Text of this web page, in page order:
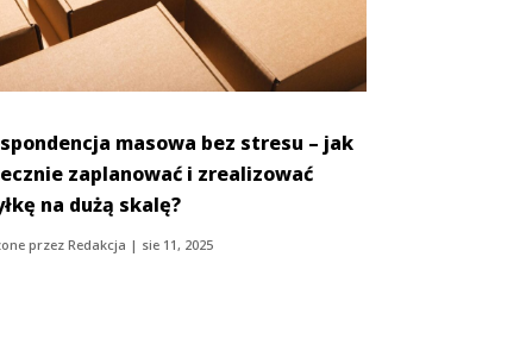
masowa bez stresu – jak
zaplanować i zrealizować
na dużą skalę?
przezRedakcja | sie 11, 2025